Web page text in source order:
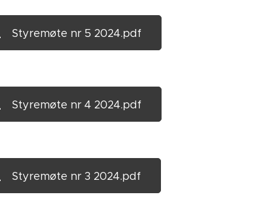
Styremøte nr 5 2024.pdf
Styremøte nr 4 2024.pdf
Styremøte nr 3 2024.pdf